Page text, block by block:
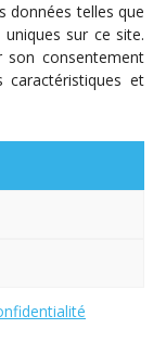
données telles que
sur ce site.
consentement
et